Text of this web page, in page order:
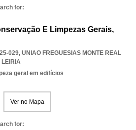
for:
E Limpezas Gerais,
029, UNIAO FREGUESIAS MONTE REAL
LEIRIA
geral em edifícios
Ver no Mapa
for: